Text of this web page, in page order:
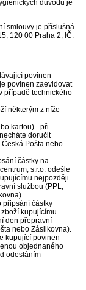
důvodů je
smlouvy je příslušná
120 00 Praha 2, IČ:
povinen
povinen zaevidovat
případě technického
některým z níže
kartou) - při
doručit
Pošta nebo
částky na
s.r.o. odešle
nejpozději
službou (PPL,
připsání částky
kupujícímu
den přepravní
nebo Zásilkovna).
kupující povinen
objednaného
odesláním